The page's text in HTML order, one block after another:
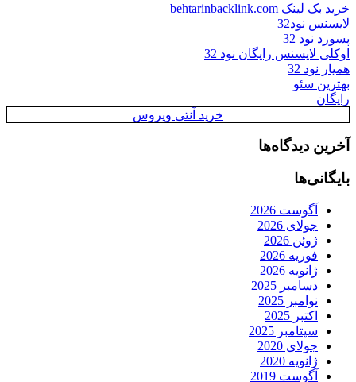
خرید بک لینک behtarinbacklink.com
لایسنس نود32
پسورد نود 32
اوکلی لایسنس رایگان نود 32
همیار نود 32
بهترین سئو
رایگان
خرید آنتی ویروس
آخرین دیدگاه‌ها
بایگانی‌ها
آگوست 2026
جولای 2026
ژوئن 2026
فوریه 2026
ژانویه 2026
دسامبر 2025
نوامبر 2025
اکتبر 2025
سپتامبر 2025
جولای 2020
ژانویه 2020
آگوست 2019